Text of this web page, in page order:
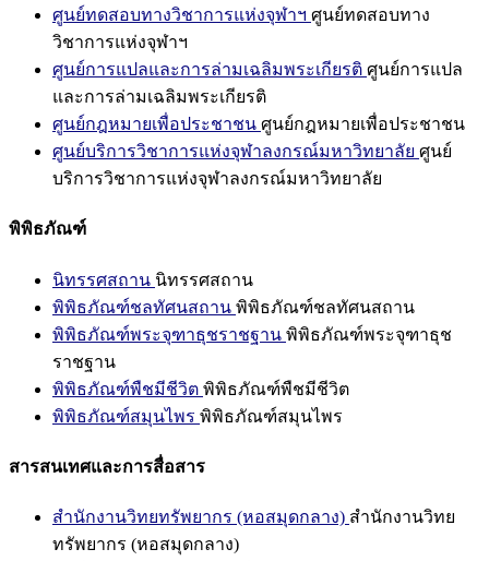
ศูนย์ทดสอบทางวิชาการแห่งจุฬาฯ ศูนย์ทดสอบทาง
วิชาการแห่งจุฬาฯ
ศูนย์การแปลและการล่ามเฉลิมพระเกียรติ ศูนย์การแปล
และการล่ามเฉลิมพระเกียรติ
ศูนย์กฎหมายเพื่อประชาชน ศูนย์กฎหมายเพื่อประชาชน
ศูนย์บริการวิชาการแห่งจุฬาลงกรณ์มหาวิทยาลัย ศูนย์
บริการวิชาการแห่งจุฬาลงกรณ์มหาวิทยาลัย
พิพิธภัณฑ์
นิทรรศสถาน นิทรรศสถาน
พิพิธภัณฑ์ชลทัศนสถาน พิพิธภัณฑ์ชลทัศนสถาน
พิพิธภัณฑ์พระจุฑาธุชราชฐาน พิพิธภัณฑ์พระจุฑาธุช
ราชฐาน
พิพิธภัณฑ์พืชมีชีวิต พิพิธภัณฑ์พืชมีชีวิต
พิพิธภัณฑ์สมุนไพร พิพิธภัณฑ์สมุนไพร
สารสนเทศและการสื่อสาร
สำนักงานวิทยทรัพยากร (หอสมุดกลาง) สำนักงานวิทย
ทรัพยากร (หอสมุดกลาง)